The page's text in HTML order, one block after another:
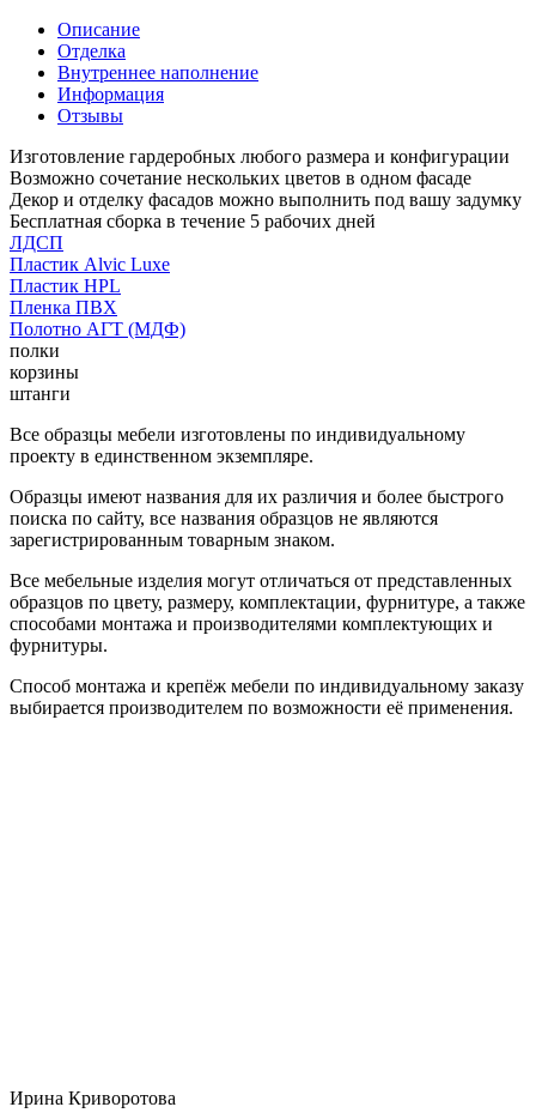
Описание
Отделка
Внутреннее наполнение
Информация
Отзывы
Изготовление гардеробных любого размера и конфигурации
Возможно сочетание нескольких цветов в одном фасаде
Декор и отделку фасадов можно выполнить под вашу задумку
Бесплатная сборка в течение 5 рабочих дней
ЛДСП
Пластик Alvic Luxe
Пластик HPL
Пленка ПВХ
Полотно АГТ (МДФ)
полки
корзины
штанги
Все образцы мебели изготовлены по индивидуальному
проекту в единственном экземпляре.
Образцы имеют названия для их различия и более быстрого
поиска по сайту, все названия образцов не являются
зарегистрированным товарным знаком.
Все мебельные изделия могут отличаться от представленных
образцов по цвету, размеру, комплектации, фурнитуре, а также
способами монтажа и производителями комплектующих и
фурнитуры.
Способ монтажа и крепёж мебели по индивидуальному заказу
выбирается производителем по возможности её применения.
Ирина Криворотова